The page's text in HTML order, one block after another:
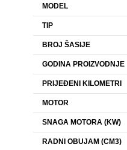
MODEL
TIP
BROJ ŠASIJE
GODINA PROIZVODNJE
PRIJEĐENI KILOMETRI
MOTOR
SNAGA MOTORA (KW)
RADNI OBUJAM (CM3)